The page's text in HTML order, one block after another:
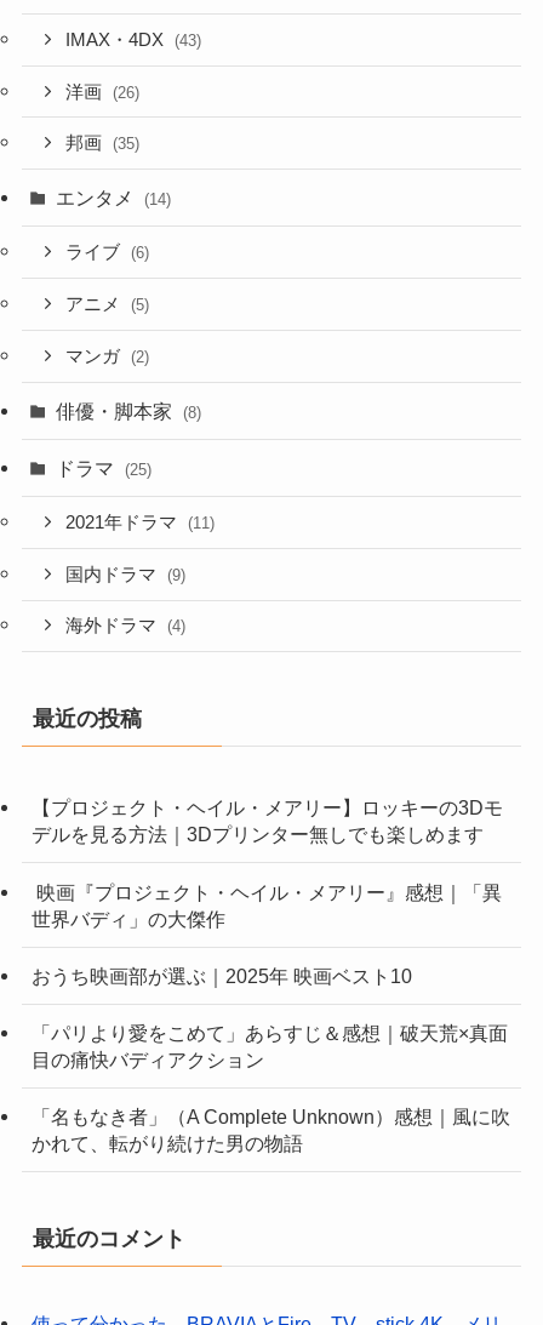
IMAX・4DX (43)
洋画 (26)
邦画 (35)
エンタメ (14)
ライブ (6)
アニメ (5)
マンガ (2)
俳優・脚本家 (8)
ドラマ (25)
2021年ドラマ (11)
国内ドラマ (9)
海外ドラマ (4)
最近の投稿
【プロジェクト・ヘイル・メアリー】ロッキーの3Dモ
デルを見る方法｜3Dプリンター無しでも楽しめます
映画『プロジェクト・ヘイル・メアリー』感想｜「異
世界バディ」の大傑作
おうち映画部が選ぶ｜2025年 映画ベスト10
「パリより愛をこめて」あらすじ＆感想｜破天荒×真面
目の痛快バディアクション
「名もなき者」（A Complete Unknown）感想｜風に吹
かれて、転がり続けた男の物語
最近のコメント